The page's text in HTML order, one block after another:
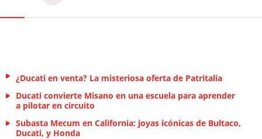
¿Ducati en venta? La misteriosa oferta de Patritalia
Ducati convierte Misano en una escuela para aprender
a pilotar en circuito
Subasta Mecum en California: joyas icónicas de Bultaco,
Ducati, y Honda